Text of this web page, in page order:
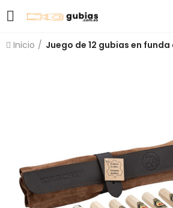
Inicio Juego de 12 gubias en funda